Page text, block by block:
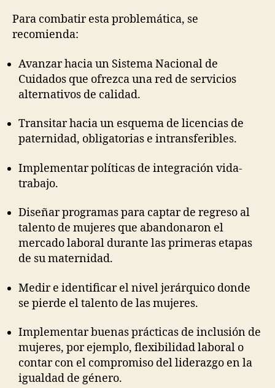
Para combatir esta problemática, se
recomienda:
Avanzar hacia un Sistema Nacional de
Cuidados que ofrezca una red de servicios
alternativos de calidad.
Transitar hacia un esquema de licencias de
paternidad, obligatorias e intransferibles.
Implementar políticas de integración vida-
trabajo.
Diseñar programas para captar de regreso al
talento de mujeres que abandonaron el
mercado laboral durante las primeras etapas
de su maternidad.
Medir e identificar el nivel jerárquico donde
se pierde el talento de las mujeres.
Implementar buenas prácticas de inclusión de
mujeres, por ejemplo, flexibilidad laboral o
contar con el compromiso del liderazgo en la
igualdad de género.